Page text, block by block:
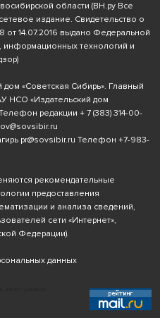
области (ВН.ру Все
издание. Свидетельство о
14.07.2016 выдано Федеральной
информационных технологий и
«Советская Сибирь». Главный
НСО «Издательский дом
редакции + 7 (383) 314-00-
pr@sovsibir.ru Телефон +7-983-
рекомендательные
предоставления
и анализа сведений,
сети «Интернет»,
Федерации).
данных